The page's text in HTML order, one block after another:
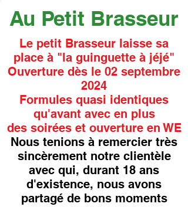
Au Petit Brasseur
Le petit Brasseur laisse sa
place à "la guinguette à jéjé"
Ouverture dès le 02 septembre
2024
Formules quasi identiques
qu'avant avec en plus
des soirées et ouverture en WE
Nous tenions à remercier très
sincèrement notre clientèle
avec qui, durant 18 ans
d'existence, nous avons
partagé de bons moments